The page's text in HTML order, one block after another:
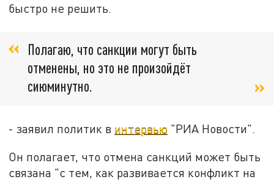
быстро не решить.
Полагаю, что санкции могут быть
отменены, но это не произойдёт
сиюминутно.
- заявил политик в интервью "РИА Новости".
Он полагает, что отмена санкций может быть
связана "с тем, как развивается конфликт на